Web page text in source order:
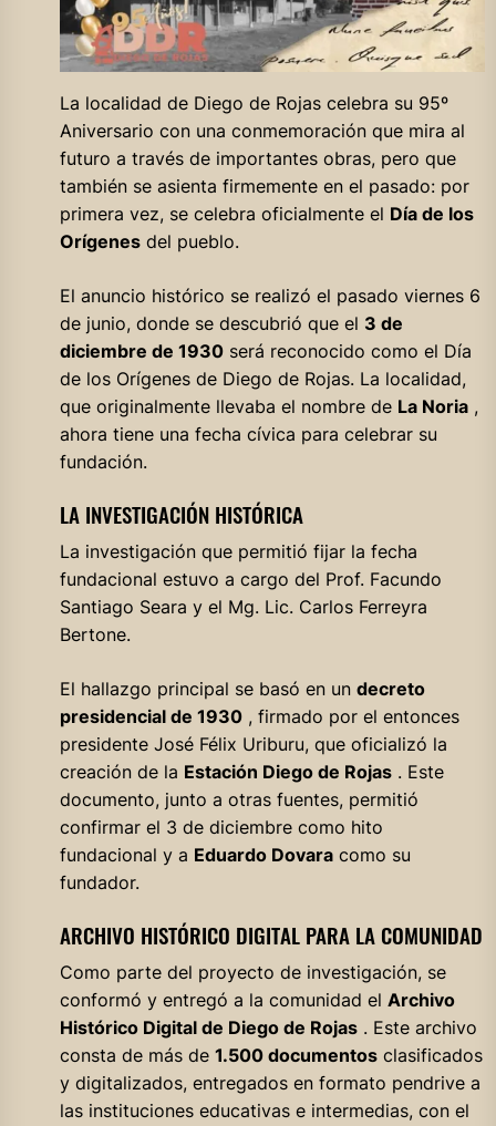
La localidad de Diego de Rojas celebra su 95º
Aniversario con una conmemoración que mira al
futuro a través de importantes obras, pero que
también se asienta firmemente en el pasado: por
primera vez, se celebra oficialmente el Día de los
Orígenesdel pueblo.
El anuncio histórico se realizó el pasado viernes 6
de junio, donde se descubrió que el 3 de
diciembre de 1930será reconocido como el Día
de los Orígenes de Diego de Rojas. La localidad,
que originalmente llevaba el nombre de La Noria,
ahora tiene una fecha cívica para celebrar su
fundación.
LA INVESTIGACIÓN HISTÓRICA
La investigación que permitió fijar la fecha
fundacional estuvo a cargo del Prof. Facundo
Santiago Seara y el Mg. Lic. Carlos Ferreyra
Bertone.
El hallazgo principal se basó en un decreto
presidencial de 1930, firmado por el entonces
presidente José Félix Uriburu, que oficializó la
creación de la Estación Diego de Rojas. Este
documento, junto a otras fuentes, permitió
confirmar el 3 de diciembre como hito
fundacional y a Eduardo Dovaracomo su
fundador.
ARCHIVO HISTÓRICO DIGITAL PARA LA COMUNIDAD
Como parte del proyecto de investigación, se
conformó y entregó a la comunidad el Archivo
Histórico Digital de Diego de Rojas. Este archivo
consta de más de 1.500 documentosclasificados
y digitalizados, entregados en formato pendrive a
las instituciones educativas e intermedias, con el